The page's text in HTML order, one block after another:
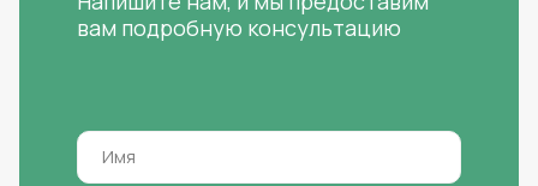
вам подробную консультацию